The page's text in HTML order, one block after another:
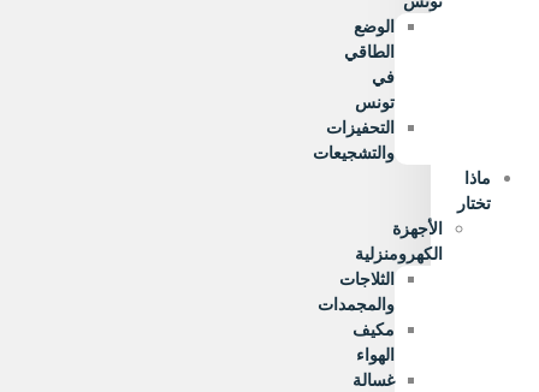
الوضع
الطاقي
في
تونس
التحفيزات
والتشجيعات
ماذا
تختار
الأجهزة
الكهرومنزلية
الثلاجات
والمجمدات
مكيف
الهواء
غسالة